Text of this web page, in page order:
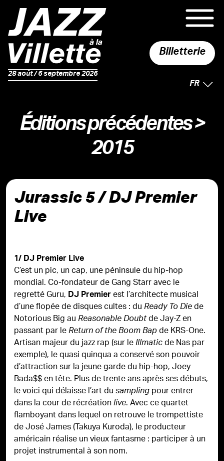
28 août / 6 septembre 2026
Billetterie
FR
Éditions précédentes>
2015
Jurassic 5 / DJ Premier
Live
1/ DJ Premier Live
C’est un pic, un cap, une péninsule du hip-hop
mondial. Co-fondateur de Gang Starr avec le
regretté Guru,DJ Premierest l’architecte musical
d’une flopée de disques cultes : duReady To Diede
Notorious Big auReasonable Doubtde Jay-Z en
passant par leReturn of the Boom Bapde KRS-One.
Artisan majeur du jazz rap (sur leIllmaticde Nas par
exemple), le quasi quinqua a conservé son pouvoir
d’attraction sur la jeune garde du hip-hop, Joey
Bada$$ en tête. Plus de trente ans après ses débuts,
le voici qui délaisse l’art dusamplingpour entrer
dans la cour de récréationlive. Avec ce quartet
flamboyant dans lequel on retrouve le trompettiste
de José James (Takuya Kuroda), le producteur
américain réalise un vieux fantasme : participer à un
projet instrumental à son nom.